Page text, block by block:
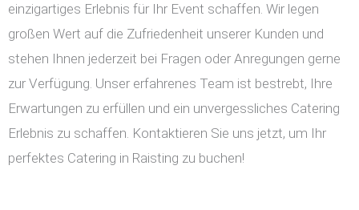
einzigartiges Erlebnis für Ihr Event schaffen. Wir legen
großen Wert auf die Zufriedenheit unserer Kunden und
stehen Ihnen jederzeit bei Fragen oder Anregungen gerne
zur Verfügung. Unser erfahrenes Team ist bestrebt, Ihre
Erwartungen zu erfüllen und ein unvergessliches Catering
Erlebnis zu schaffen. Kontaktieren Sie uns jetzt, um Ihr
perfektes Catering in Raisting zu buchen!